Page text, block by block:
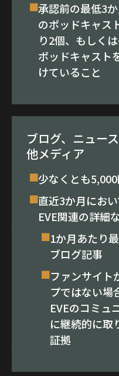
承認前の最低3
のポッドキャス
り2個、もしく
ポッドキャスト
けていること
ブログ、ニュー
他メディア
少なくとも
直近3か月にお
EVE関連の詳細
1か月あたり
ブログ記事
ファンサイト
プではない場
EVEのコミュ
に継続的に取
証拠